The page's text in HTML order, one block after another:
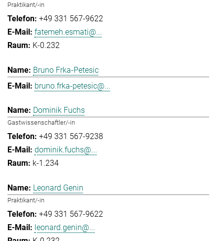
Praktikant/-in
+49 331 567-9622
fatemeh.esmati@...
K-0.232
Bruno Frka-Petesic
bruno.frka-petesic@...
Dominik Fuchs
Gastwissenschaftler/-in
+49 331 567-9238
dominik.fuchs@...
k-1.234
Leonard Genin
Praktikant/-in
+49 331 567-9622
leonard.genin@...